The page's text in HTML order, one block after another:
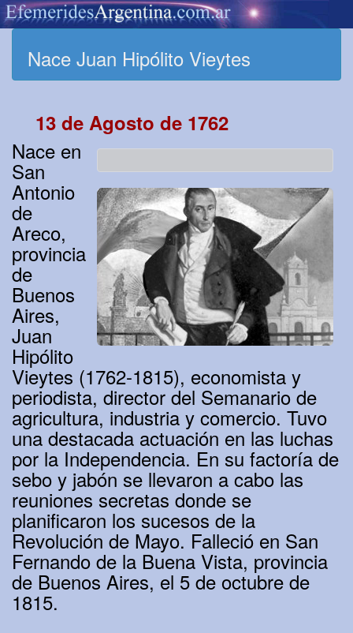
Nace Juan Hipólito Vieytes
13 de Agosto de 1762
Nace en
San
Antonio
de
Areco,
provincia
de
Buenos
Aires,
Juan
Hipólito
Vieytes (1762-1815), economista y
periodista, director del Semanario de
agricultura, industria y comercio. Tuvo
una destacada actuación en las luchas
por la Independencia. En su factoría de
sebo y jabón se llevaron a cabo las
reuniones secretas donde se
planificaron los sucesos de la
Revolución de Mayo. Falleció en San
Fernando de la Buena Vista, provincia
de Buenos Aires, el 5 de octubre de
1815.